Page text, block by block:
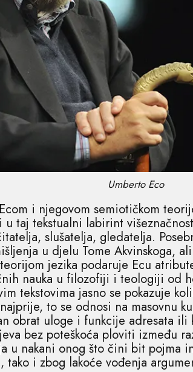
Umberto Eco
i njegovom semiotičkom
u taj tekstualni labirint
slušatelja, gledatelja.
u djelu Tome Akvinskoga,
jezika podaruje Ecu
nauka u filozofiji i teologiji od
tekstovima jasno se pokazuje
to se odnosi na masovnu
obrat uloge i funkcije adresata ili
bez poteškoća ploviti između
u nakani onog što čini bit pojma
i zbog lakoće vođenja